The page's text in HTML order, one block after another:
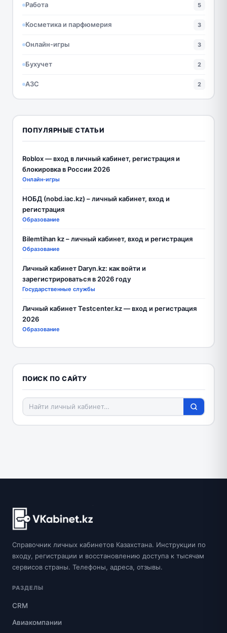
Работа 5
Косметика и парфюмерия 3
Онлайн-игры 3
Бухучет 2
АЗС 2
ПОПУЛЯРНЫЕ СТАТЬИ
Roblox — вход в личный кабинет, регистрация и
блокировка в России 2026
Онлайн-игры
НОБД (nobd.iac.kz) – личный кабинет, вход и
регистрация
Образование
Bilemtihan kz – личный кабинет, вход и регистрация
Образование
Личный кабинет Daryn.kz: как войти и
зарегистрироваться в 2026 году
Государственные службы
Личный кабинет Testcenter.kz — вход и регистрация
2026
Образование
ПОИСК ПО САЙТУ
Справочник личных кабинетов Казахстана. Инструкции по
входу, регистрации и восстановлению доступа к тысячам
сервисов страны. Телефоны, адреса, отзывы.
РАЗДЕЛЫ
CRM
Авиакомпании